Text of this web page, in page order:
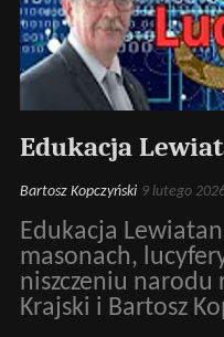
Edukacja
Bartosz Kopczyński 9 lutego
Edukacja
masonach,
niszczeniu narodu
Krajski i Bartosz